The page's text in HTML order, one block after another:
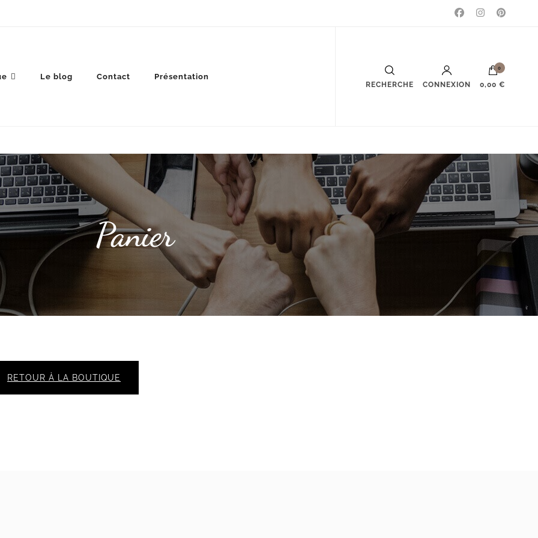
Le blog Contact Présentation
RECHERCHE CONNEXION
0
0,00 €
Panier
RETOUR À LA BOUTIQUE